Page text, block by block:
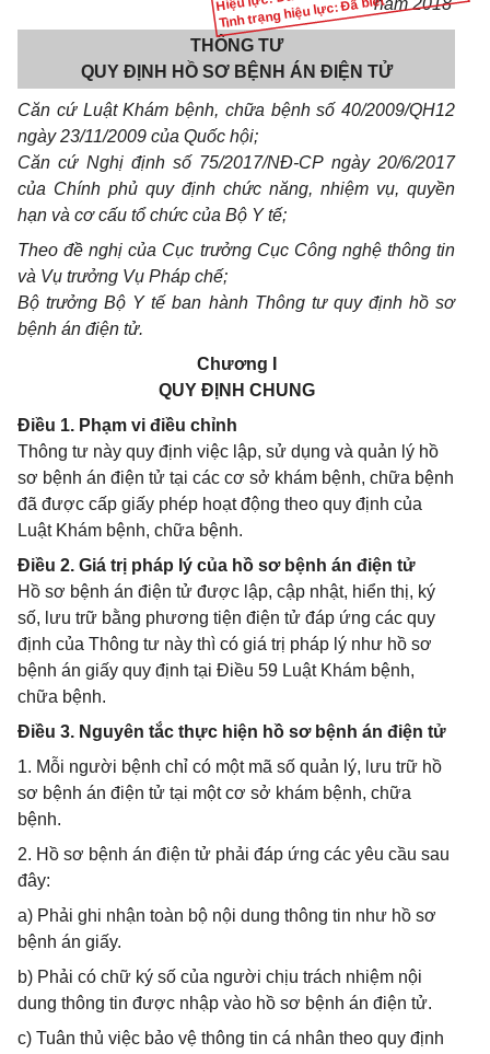
Tình trạng hiệu lực: Đã biếtnăm2018
THÔNG TƯ
QUY ĐỊNH HỒ SƠ BỆNH ÁN ĐIỆN TỬ
Căn cứ Luật Khám bệnh, chữa bệnh số 40/2009/QH12
ngày 23/11/2009 của Quốc hội;
Căn cứ Nghị định số 75/2017/NĐ-CP ngày 20/6/2017
của Chính phủ quy định chức năng, nhiệm vụ, quyền
hạn và cơ cấu tổ chức của Bộ Y tế;
Theo đề nghị của Cục trưởng Cục Công nghệ thông tin
và Vụ trưởng Vụ Pháp chế;
Bộ trưởng Bộ Y tế ban hành Thông tư quy định hồ sơ
bệnh án điện tử.
Chương I
QUY ĐỊNH CHUNG
Điều 1. Phạm vi điều chỉnh
Thông tư này quy định việc lập, sử dụng và quản lý hồ
sơ bệnh án điện tử tại các cơ sở khám bệnh, chữa bệnh
đã được cấp giấy phép hoạt động theo quy định của
Luật Khám bệnh, chữa bệnh.
Điều 2. Giá trị pháp lý của hồ sơ bệnh án điện tử
Hồ sơ bệnh án điện tử được lập, cập nhật, hiển thị, ký
số, lưu trữ bằng phương tiện điện tử đáp ứng các quy
định của Thông tư này thì có giá trị pháp lý như hồ sơ
bệnh án giấy quy định tại Điều 59 Luật Khám bệnh,
chữa bệnh.
Điều 3. Nguyên tắc thực hiện hồ sơ bệnh án điện tử
1. Mỗi người bệnh chỉ có một mã số quản lý, lưu trữ hồ
sơ bệnh án điện tử tại một cơ sở khám bệnh, chữa
bệnh.
2. Hồ sơ bệnh án điện tử phải đáp ứng các yêu cầu sau
đây:
a) Phải ghi nhận toàn bộ nội dung thông tin như hồ sơ
bệnh án giấy.
b) Phải có chữ ký số của người chịu trách nhiệm nội
dung thông tin được nhập vào hồ sơ bệnh án điện tử.
c) Tuân thủ việc bảo vệ thông tin cá nhân theo quy định